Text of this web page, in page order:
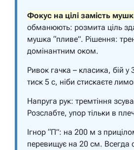
Фокус на цілі замість
обманюють: розмита ціль
мушка “пливе”. Рішення:
домінантним оком.
Ривок гачка – класика, бій
тиск 5 с, ніби стискаєте
Напруга рук: тремтіння
Розслабте, упор тільки в
Ігнор “П”: на 200 м з
перевищує на 20 см. Всегда